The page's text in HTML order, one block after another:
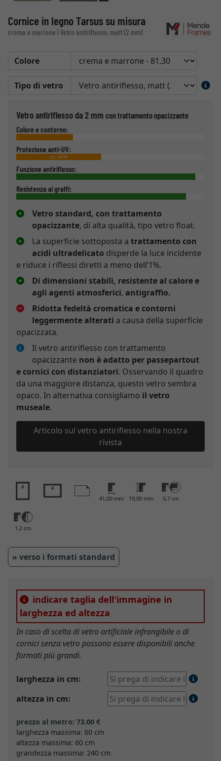
Cornice in legno Tarsus su misura
crema e marrone | Vetro antiriflesso, matt (2 mm)
Colore
Tipo di vetro
Vetro antiriflesso da 2 mm con trattamento opacizzante
Colore e contorno:
Protezione anti-UV:
ca. 45%
Funzione antiriflesso:
Resistenza ai graffi:
Vetro standard, con trattamento
opacizzante, di alta qualità, tipo vetro float.
La superficie sottoposta a trattamento con
acidi ultradelicato disperde la luce incidente
e riduce i riflessi diretti a meno dell’1%.
Di dimensioni stabili, resistente al calore e
agli agenti atmosferici, antigraffio.
Ridotta fedeltà cromatica e contorni
leggermente alterati a causa della superficie
opacizzata.
Il vetro antiriflesso con trattamento
opacizzante non è adatto per passepartout
e cornici con distanziatori. Osservando il quadro
da una maggiore distanza, questo vetro sembra
opaco. In alternativa consigliamo il vetro
museale.
Articolo sul vetro antiriflesso nella nostra
rivista
41,00 mm 19,00 mm 0,7 cm
1,2 cm
» verso i formati standard
indicare taglia dell'immagine in
larghezza ed altezza
In caso di scelta di vetro artificiale infrangibile o di
cornici senza vetro possono essere disponibili anche
formati più grandi.
larghezza in cm:
altezza in cm:
prezzo al metro: 73.00 €
larghezza massima: 60 cm
altezza massima: 60 cm
grandezza massima: 240 cm